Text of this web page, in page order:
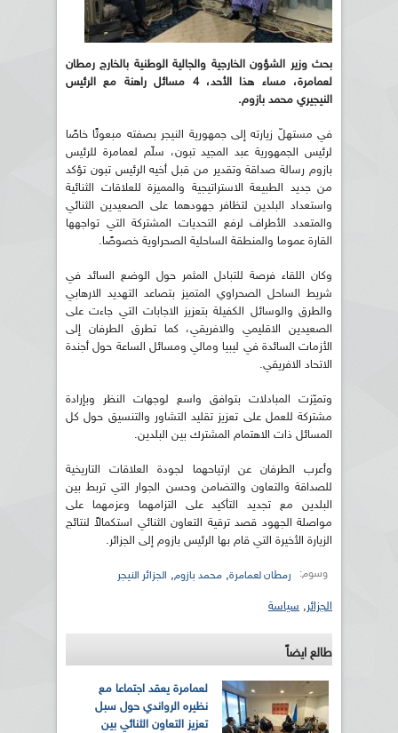
بحث وزير الشؤون الخارجية والجالية الوطنية بالخارج رمطان
لعمامرة، مساء هذا الأحد، 4 مسائل راهنة مع الرئيس
النيجيري محمد بازوم.
في مستهلّ زيارته إلى جمهورية النيجر بصفته مبعوثًا خاصًا
لرئيس الجمهورية عبد المجيد تبون، سلّم لعمامرة للرئيس
بازوم رسالة صداقة وتقدير من قبل أخيه الرئيس تبون تؤكد
من جديد الطبيعة الاستراتيجية والمميزة للعلاقات الثنائية
واستعداد البلدين لتظافر جهودهما على الصعيدين الثنائي
والمتعدد الأطراف لرفع التحديات المشتركة التي تواجهها
القارة عموما والمنطقة الساحلية الصحراوية خصوصًا.
وكان اللقاء فرصة للتبادل المثمر حول الوضع السائد في
شريط الساحل الصحراوي المتميز بتصاعد التهديد الارهابي
والطرق والوسائل الكفيلة بتعزيز الاجابات التي جاءت على
الصعيدين الاقليمي والافريقي، كما تطرق الطرفان إلى
الأزمات السائدة في ليبيا ومالي ومسائل الساعة حول أجندة
الاتحاد الافريقي.
وتميّزت المبادلات بتوافق واسع لوجهات النظر وبإرادة
مشتركة للعمل على تعزيز تقليد التشاور والتنسيق حول كل
المسائل ذات الاهتمام المشترك بين البلدين.
وأعرب الطرفان عن ارتياحهما لجودة العلاقات التاريخية
للصداقة والتعاون والتضامن وحسن الجوار التي تربط بين
البلدين مع تجديد التأكيد على التزامهما وعزمهما على
مواصلة الجهود قصد ترقية التعاون الثنائي استكمالاً لنتائج
الزيارة الأخيرة التي قام بها الرئيس بازوم إلى الجزائر.
وسوم: رمطان لعمامرة, محمد بازوم, الجزائر النيجر
الجزائر, سياسة
طالع ايضاً
لعمامرة يعقد اجتماعا مع
نظيره الرواندي حول سبل
تعزيز التعاون الثنائي بين